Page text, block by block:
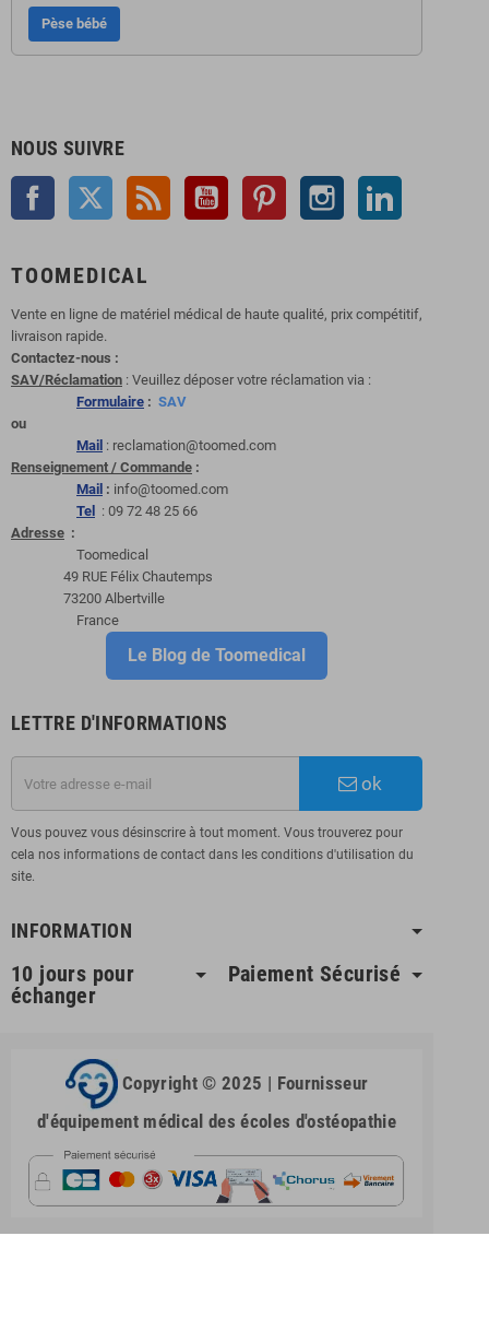
Pèse bébé
NOUS SUIVRE
Facebook Twitter YouTube Pinterest Instagram
TOOMEDICAL
Vente en ligne de matériel médical de haute qualité, prix compétitif,
livraison rapide.
Contactez-nous :
SAV/Réclamation : Veuillez déposer votre réclamation via :
Formulaire : SAV
ou
Mail : reclamation@toomed.com
Renseignement / Commande :
Mail : info@toomed.com
Tel
: 09 72 48 25 66
Adresse :
Toomedical
49 RUE Félix Chautemps
73200 Albertville
France
Le Blog de Toomedical
LETTRE D'INFORMATIONS
ok
Vous pouvez vous désinscrire à tout moment. Vous trouverez pour
cela nos informations de contact dans les conditions d'utilisation du
site.
INFORMATION
10 jours pour
échanger
Paiement Sécurisé
Copyright © 2025 | Fournisseur
d'équipement médical des écoles d'ostéopathie